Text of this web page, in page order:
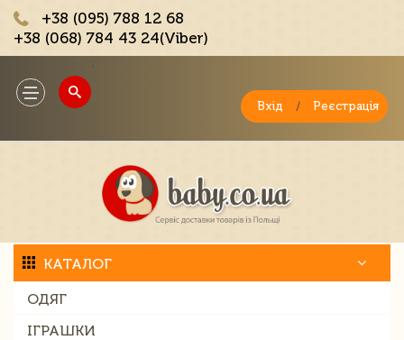
+38 (095) 788 12 68
+38 (068) 784 43 24(Viber)
Toggle
navigation
Вхід / Реєстрація
КАТАЛОГ
ОДЯГ
ІГРАШКИ